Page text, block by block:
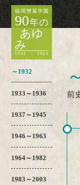
福岡雙葉学園
90年の
あゆ
み
1933 - 2023
～1932
1933～1936
1937～1945
1946～1963
1964～1982
1983～2003
前